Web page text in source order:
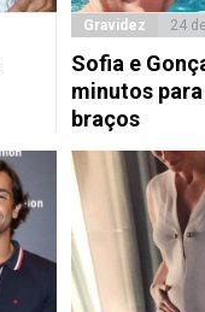
Gravidez 24
Sofia e
minutos
braços